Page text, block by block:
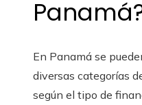
En Panamá se
diversas categorías
según el tipo de